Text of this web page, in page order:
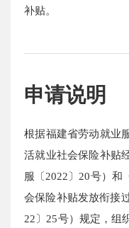
补贴。
申请说明
根据福建省劳动就业
活就业社会保险补贴
服〔2022〕20号）和
会保险补贴发放衔接
22〕25号）规定，组